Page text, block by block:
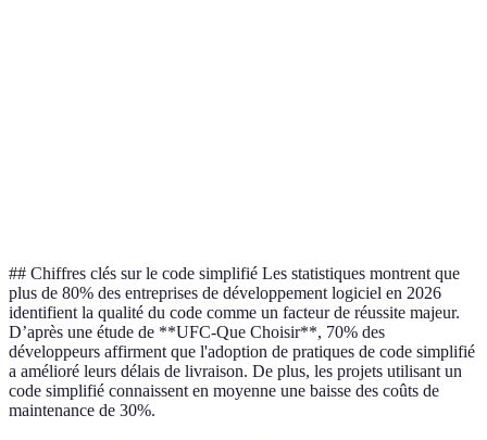
## Chiffres clés sur le code simplifié Les statistiques montrent que
plus de 80% des entreprises de développement logiciel en 2026
identifient la qualité du code comme un facteur de réussite majeur.
D’après une étude de **UFC-Que Choisir**, 70% des
développeurs affirment que l'adoption de pratiques de code simplifié
a amélioré leurs délais de livraison. De plus, les projets utilisant un
code simplifié connaissent en moyenne une baisse des coûts de
maintenance de 30%.